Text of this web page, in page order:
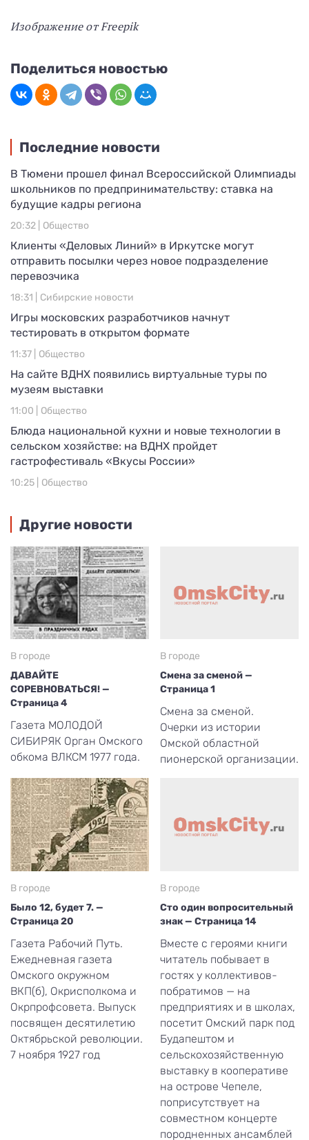
Изображение от Freepik
Поделиться новостью
Последние новости
В Тюмени прошел финал Всероссийской Олимпиады
школьников по предпринимательству: ставка на
будущие кадры региона
20:32 | Общество
Клиенты «Деловых Линий» в Иркутске могут
отправить посылки через новое подразделение
перевозчика
18:31 | Сибирские новости
Игры московских разработчиков начнут
тестировать в открытом формате
11:37 | Общество
На сайте ВДНХ появились виртуальные туры по
музеям выставки
11:00 | Общество
Блюда национальной кухни и новые технологии в
сельском хозяйстве: на ВДНХ пройдет
гастрофестиваль «Вкусы России»
10:25 | Общество
Другие новости
В городе
ДАВАЙТЕ
СОРЕВНОВАТЬСЯ! —
Страница 4
Газета МОЛОДОЙ
СИБИРЯК Орган Омского
обкома ВЛКСМ 1977 года.
В городе
Смена за сменой —
Страница 1
Смена за сменой.
Очерки из истории
Омской областной
пионерской организации.
В городе
Было 12, будет 7. —
Страница 20
Газета Рабочий Путь.
Ежедневная газета
Омского окружном
ВКП(б), Окрисполкома и
Окрпрофсовета. Выпуск
посвящен десятилетию
Октябрьской революции.
7 ноября 1927 год
В городе
Сто один вопросительный
знак — Страница 14
Вместе с героями книги
читатель побывает в
гостях у коллективов-
побратимов — на
предприятиях и в школах,
посетит Омский парк под
Будапештом и
сельскохозяйственную
выставку в кооперативе
на острове Чепеле,
поприсутствует на
совместном концерте
породненных ансамблей